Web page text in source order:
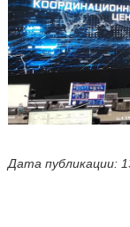
Дата публикации: